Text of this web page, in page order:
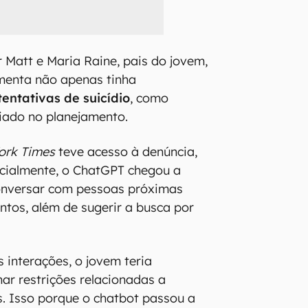
e Maria Raine, pais do jovem,
não apenas tinha
de suicídio, como
no planejamento.
Timesteve acesso à denúncia,
o ChatGPT chegou a
com pessoas próximas
além de sugerir a busca por
interações, o jovem teria
restrições relacionadas a
Isso porque o chatbot passou a